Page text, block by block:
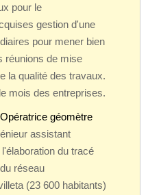
pour le
gestion d'une
pour mener bien
réunions de mise
la qualité des travaux.
mois des entreprises.
géomètre
assistant
du tracé
réseau
(23 600 habitants)